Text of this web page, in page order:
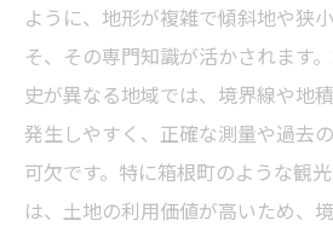
ように、地形が複雑で傾斜地や狭
そ、その専門知識が活かされます
史が異なる地域では、境界線や地
発生しやすく、正確な測量や過去
可欠です。特に箱根町のような観
は、土地の利用価値が高いため、